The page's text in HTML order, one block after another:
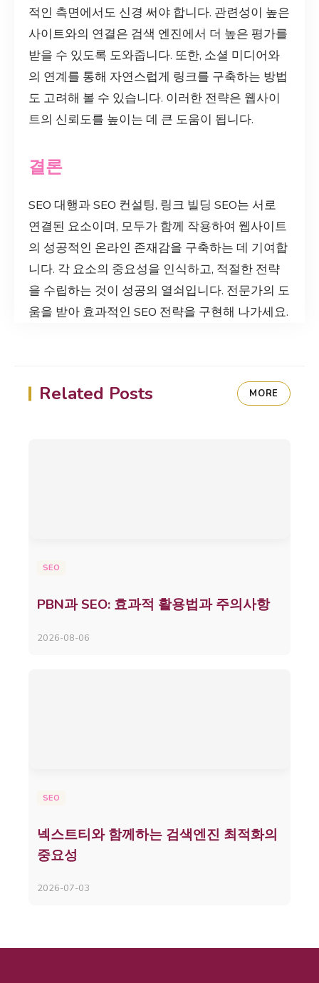
적인 측면에서도 신경 써야 합니다. 관련성이 높은
사이트와의 연결은 검색 엔진에서 더 높은 평가를
받을 수 있도록 도와줍니다. 또한, 소셜 미디어와
의 연계를 통해 자연스럽게 링크를 구축하는 방법
도 고려해 볼 수 있습니다. 이러한 전략은 웹사이
트의 신뢰도를 높이는 데 큰 도움이 됩니다.
결론
SEO 대행과 SEO 컨설팅, 링크 빌딩 SEO는 서로
연결된 요소이며, 모두가 함께 작용하여 웹사이트
의 성공적인 온라인 존재감을 구축하는 데 기여합
니다. 각 요소의 중요성을 인식하고, 적절한 전략
을 수립하는 것이 성공의 열쇠입니다. 전문가의 도
움을 받아 효과적인 SEO 전략을 구현해 나가세요.
Related Posts MORE
SEO
PBN과 SEO: 효과적 활용법과 주의사항
2026-08-06
SEO
넥스트티와 함께하는 검색엔진 최적화의
중요성
2026-07-03